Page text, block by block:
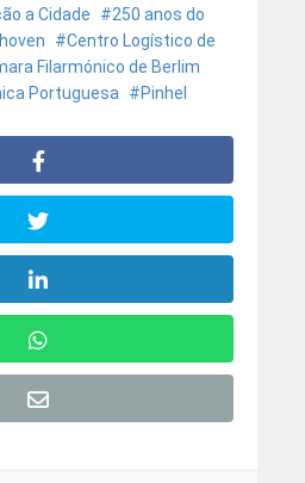
a Cidade
250 anos do
Centro Logístico de
Filarmónico de Berlim
Portuguesa
Pinhel